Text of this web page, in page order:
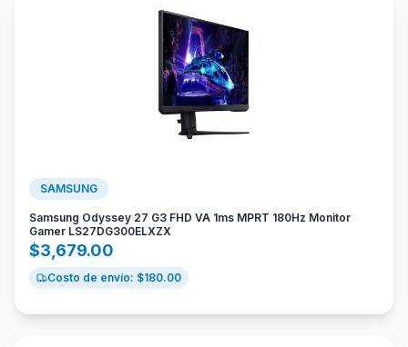
SAMSUNG
Samsung Odyssey 27 G3 FHD VA 1ms MPRT 180Hz Monitor
Gamer LS27DG300ELXZX
$3,679.00
Costo de envío: $180.00